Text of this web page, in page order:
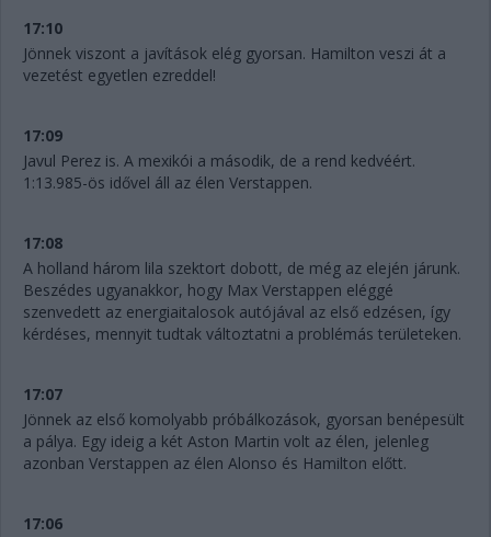
17:10
Jönnek viszont a javítások elég gyorsan. Hamilton veszi át a
vezetést egyetlen ezreddel!
17:09
Javul Perez is. A mexikói a második, de a rend kedvéért.
1:13.985-ös idővel áll az élen Verstappen.
17:08
A holland három lila szektort dobott, de még az elején járunk.
Beszédes ugyanakkor, hogy Max Verstappen eléggé
szenvedett az energiaitalosok autójával az első edzésen, így
kérdéses, mennyit tudtak változtatni a problémás területeken.
17:07
Jönnek az első komolyabb próbálkozások, gyorsan benépesült
a pálya. Egy ideig a két Aston Martin volt az élen, jelenleg
azonban Verstappen az élen Alonso és Hamilton előtt.
17:06